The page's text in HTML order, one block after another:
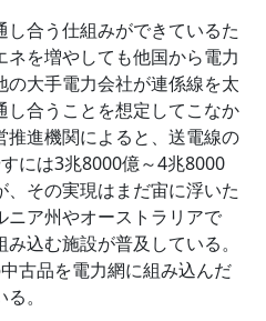
合う仕組みができているた
を増やしても他国から電力
の大手電力会社が連係線を太
し合うことを想定してこなか
推進機関によると、送電線の
には3兆8000億～4兆8000
その実現はまだ宙に浮いた
ニア州やオーストラリアで
込む施設が普及している。
古品を電力網に組み込んだ
。